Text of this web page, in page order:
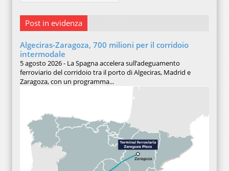
Post in evidenza
Algeciras-Zaragoza, 700 milioni per il corridoio
intermodale
5 agosto 2026 - La Spagna accelera sull’adeguamento
ferroviario del corridoio tra il porto di Algeciras, Madrid e
Zaragoza, con un programma...